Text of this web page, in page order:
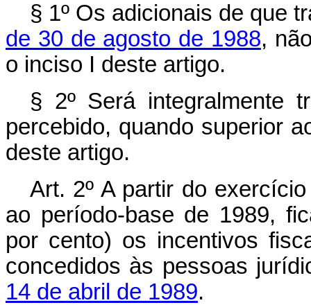
§ 1º Os adicionais de que
de 30 de agosto de 1988,
o inciso I deste artigo.
§ 2º Será integralmente
percebido, quando superior
deste artigo.
Art. 2º A partir do
ao período-base de 1989,
por cento) os incentivos
concedidos às pessoas
14 de abril de 1989.